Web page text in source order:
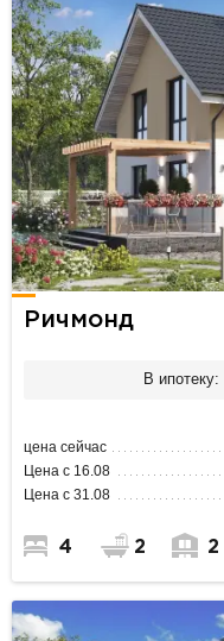
Ричмонд
В ипотеку:
цена сейчас
Цена с 16.08
Цена с 31.08
4 2 2